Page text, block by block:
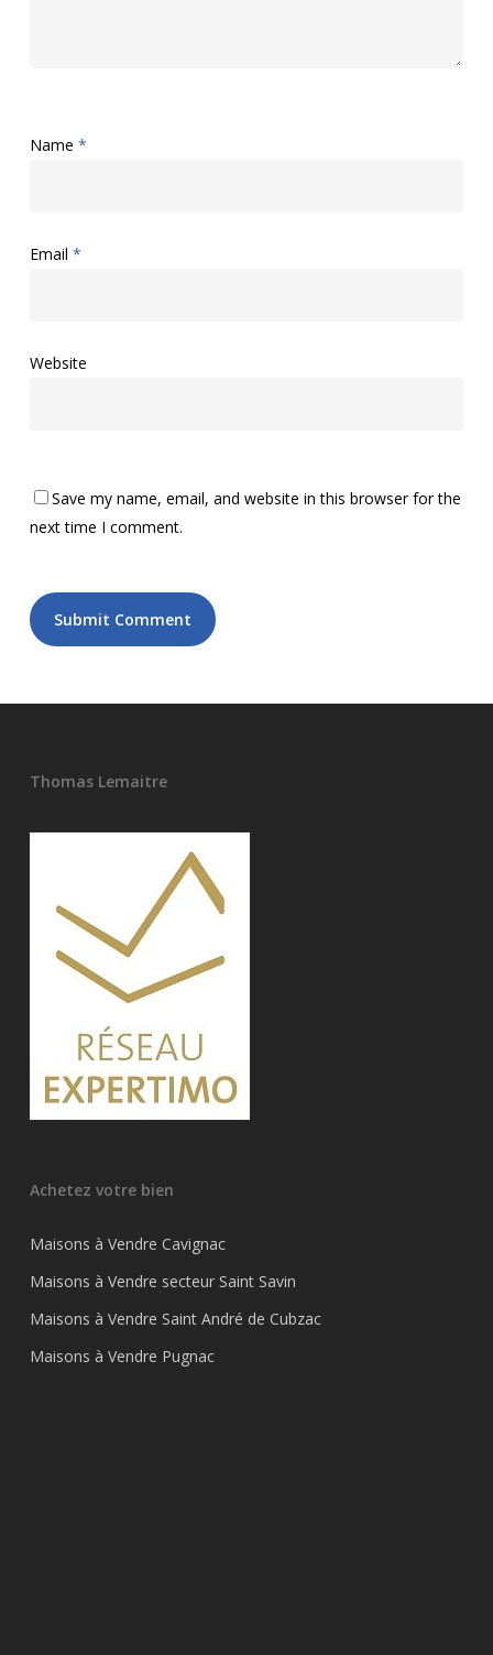
Name *
Email *
Website
Save my name, email, and website in this browser for the
next time I comment.
Thomas Lemaitre
Achetez votre bien
Maisons à Vendre Cavignac
Maisons à Vendre secteur Saint Savin
Maisons à Vendre Saint André de Cubzac
Maisons à Vendre Pugnac